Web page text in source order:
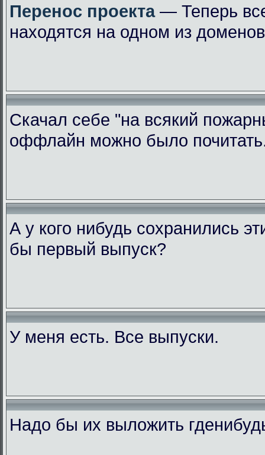
Перенос проекта— Теперь
находятся на одном из
Скачал себе "на всякий
оффлайн можно было
А у кого нибудь сохранились
бы первый выпуск?
У меня есть. Все выпуски.
Надо бы их выложить